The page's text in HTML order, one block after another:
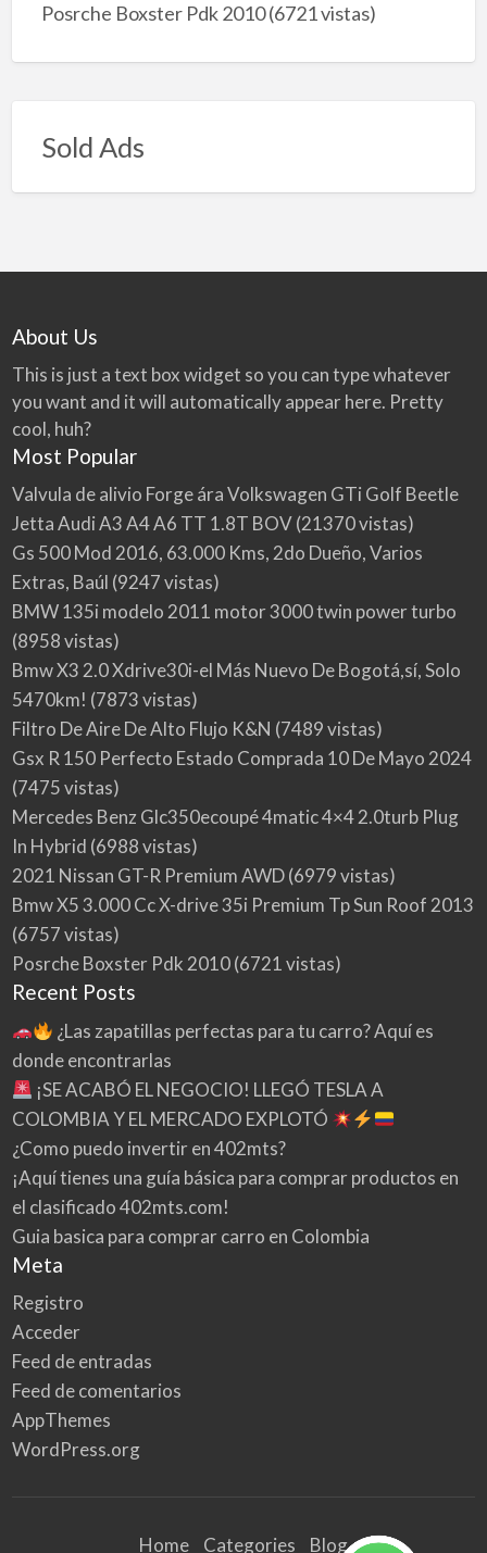
Posrche Boxster Pdk 2010(6721 vistas)
Sold Ads
About Us
This is just a text box widget so you can type whatever
you want and it will automatically appear here. Pretty
cool, huh?
Most Popular
Valvula de alivio Forge ára Volkswagen GTi Golf Beetle
Jetta Audi A3 A4 A6 TT 1.8T BOV(21370 vistas)
Gs 500 Mod 2016, 63.000 Kms, 2do Dueño, Varios
Extras, Baúl (9247 vistas)
BMW 135i modelo 2011 motor 3000 twin power turbo
(8958 vistas)
Bmw X3 2.0 Xdrive30i-el Más Nuevo De Bogotá,sí, Solo
5470km! (7873 vistas)
Filtro De Aire De Alto Flujo K&N (7489 vistas)
Gsx R 150 Perfecto Estado Comprada 10 De Mayo 2024
(7475 vistas)
Mercedes Benz Glc350ecoupé 4matic 4×4 2.0turb Plug
In Hybrid (6988 vistas)
2021 Nissan GT-R Premium AWD(6979 vistas)
Bmw X5 3.000 Cc X-drive 35i Premium Tp Sun Roof 2013
(6757 vistas)
Posrche Boxster Pdk 2010(6721 vistas)
Recent Posts
¿Las zapatillas perfectas para tu carro? Aquí es
donde encontrarlas
¡SE ACABÓ EL NEGOCIO! LLEGÓ TESLA A
COLOMBIA Y EL MERCADO EXPLOTÓ
¿Como puedo invertir en 402mts?
¡Aquí tienes una guía básica para comprar productos en
el clasificado 402mts.com!
Guia basica para comprar carro en Colombia
Meta
Registro
Acceder
Feed de entradas
Feed de comentarios
AppThemes
WordPress.org
Home Categories Blog